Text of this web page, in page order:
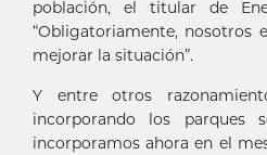
población, el titular de
“Obligatoriamente, nosotros
mejorar la situación”.
Y entre otros
incorporando los parques
incorporamos ahora en el